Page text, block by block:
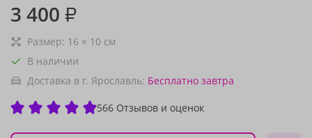
3 400 ₽
Размер: 16 × 10 см
В наличии
Доставка в г. Ярославль: Бесплатно завтра
566 Отзывов и оценок